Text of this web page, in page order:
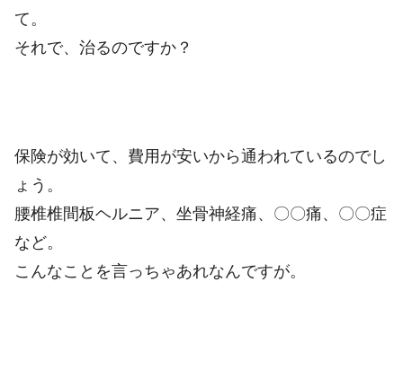
て。
それで、治るのですか？
保険が効いて、費用が安いから通われているのでし
ょう。
腰椎椎間板ヘルニア、坐骨神経痛、〇〇痛、〇〇症
など。
こんなことを言っちゃあれなんですが。